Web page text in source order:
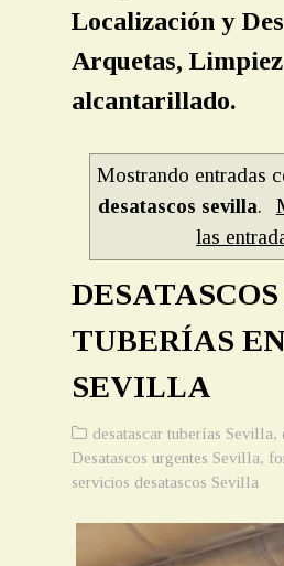
Localización y
Arquetas,
alcantarillado.
Mostrando entradas
desatascos sevilla.
las
TUBERÍAS
SEVILLA
desatascar tuberías Sevilla,
Desatascos urgentes Sevilla,
servicios desatascos Sevilla